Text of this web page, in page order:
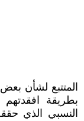
المتتبع لشأن
بطريقة افقدتهم
النسبي الذي